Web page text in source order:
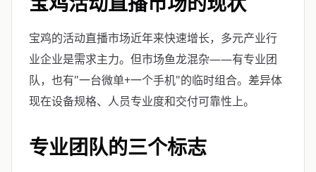
宝鸡的活动直播市场近年来快速增长，多元产业行
业企业是需求主力。但市场鱼龙混杂——有专业团
队，也有"一台微单+一个手机"的临时组合。差异体
现在设备规格、人员专业度和交付可靠性上。
专业团队的三个标志